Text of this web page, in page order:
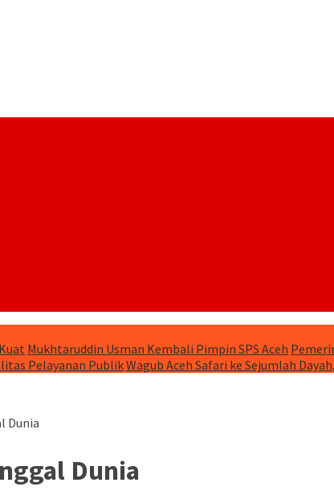
Mukhtaruddin Usman Kembali Pimpin SPS Aceh
Pelayanan PublikWagub Aceh Safari ke Sejumlah
Dunia
Dunia